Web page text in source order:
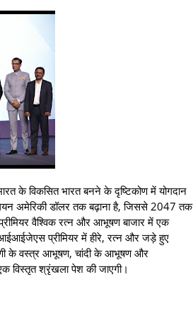
के विकसित भारत बनने के दृष्टिकोण में योगदान
अमेरिकी डॉलर तक बढ़ाना है, जिससे 2047 तक
वैश्विक रत्न और आभूषण बाजार में एक
आईआईजेएस प्रीमियर में हीरे, रत्न और जड़े हुए
के वस्त्र आभूषण, चांदी के आभूषण और
विस्तृत श्रृंखला पेश की जाएगी।